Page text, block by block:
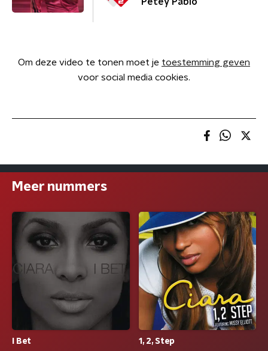
Om deze video te tonen moet je toestemming geven
voor social media cookies.
Meer nummers
I Bet
1, 2, Step